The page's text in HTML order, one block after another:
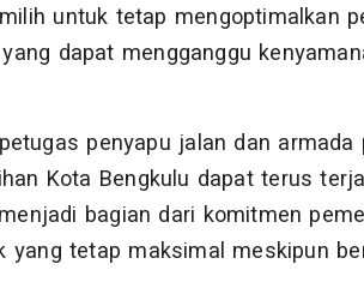
untuk tetap mengoptimalkan
dapat mengganggu
penyapu jalan dan armada
Kota Bengkulu dapat terus
bagian dari komitmen
yang tetap maksimal meskipun